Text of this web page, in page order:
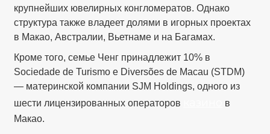
крупнейших ювелирных конгломератов. Однако
структура также владеет долями в игорных проектах
в Макао, Австралии, Вьетнаме и на Багамах.
Кроме того, семье Ченг принадлежит 10% в
Sociedade de Turismo e Diversões de Macau (STDM)
— материнской компании SJM Holdings, одного из
шести лицензированных операторов
в
Макао.